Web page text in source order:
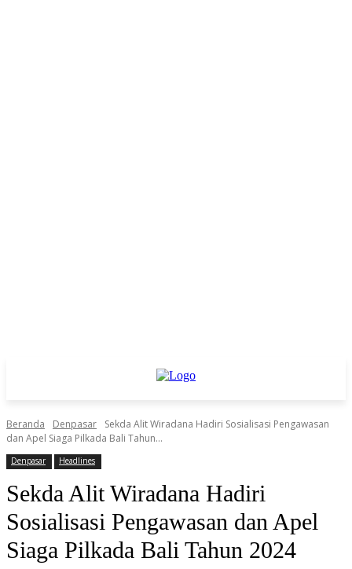
Beranda Denpasar
Sekda Alit Wiradana Hadiri Sosialisasi Pengawasan
dan Apel Siaga Pilkada Bali Tahun...
Denpasar Headlines
Sekda Alit Wiradana Hadiri
Sosialisasi Pengawasan dan Apel
Siaga Pilkada Bali Tahun 2024